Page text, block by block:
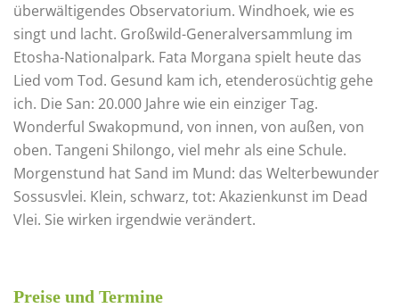
überwältigendes Observatorium. Windhoek, wie es
singt und lacht. Großwild-Generalversammlung im
Etosha-Nationalpark. Fata Morgana spielt heute das
Lied vom Tod. Gesund kam ich, etenderosüchtig gehe
ich. Die San: 20.000 Jahre wie ein einziger Tag.
Wonderful Swakopmund, von innen, von außen, von
oben. Tangeni Shilongo, viel mehr als eine Schule.
Morgenstund hat Sand im Mund: das Welterbewunder
Sossusvlei. Klein, schwarz, tot: Akazienkunst im Dead
Vlei. Sie wirken irgendwie verändert.
Preise und Termine